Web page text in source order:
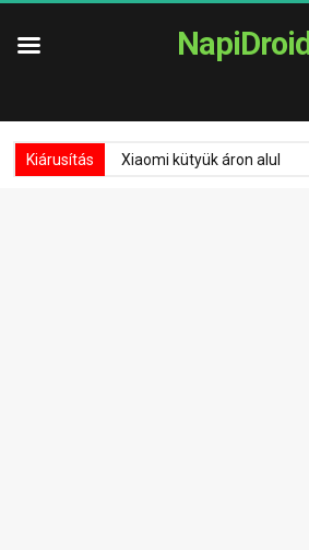
NapiDroid
Kiárusítás Xiaomi kütyük áron alul